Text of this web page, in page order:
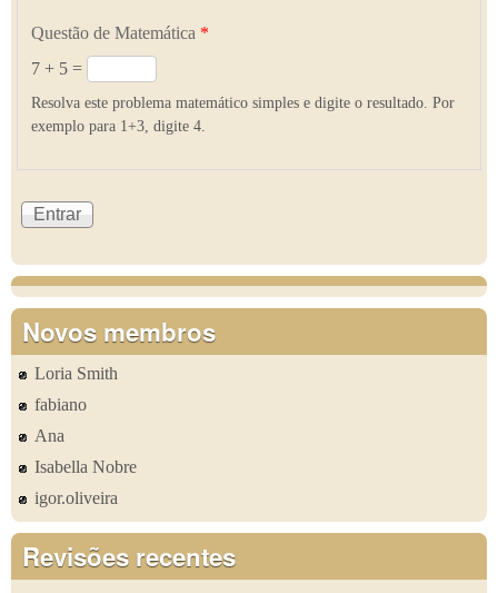
Questão de Matemática *
7 + 5 =
Resolva este problema matemático simples e digite o resultado. Por
exemplo para 1+3, digite 4.
Novos membros
Loria Smith
fabiano
Ana
Isabella Nobre
igor.oliveira
Revisões recentes